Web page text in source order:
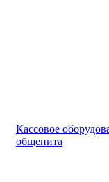
Кассовое
общепита